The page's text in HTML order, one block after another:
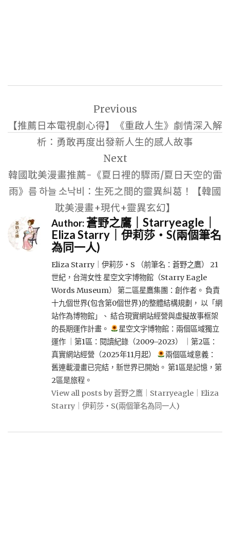
導
Previous
【推薦日本電視劇心得】《重啟人生》劇情深入解
析：勇敢再度出發新人生的感人故事
Next
韓國耽美漫畫推薦-《夏日裡的驟雨/夏日天空的雷
雨》름 하늘 소낙비：生死之間的靈異糾葛！【韓國
耽美漫畫+現代+靈異玄幻】
Author:蒼野之鷹｜Starryeagle｜
Eliza Starry｜伊莉莎・S(兩個筆名
為同一人)
Eliza Starry｜伊莉莎・S （前筆名：蒼野之鷹） 21
世紀，台灣女性 星空文字博物館（Starry Eagle
Words Museum） 第二區星鷹集團：創作者。 負責
十九個世界(包含第0個世界)的整體結構規劃， 以「網
站作為博物館」、 結合現實網站經營與虛擬故事框架
的長期運作計畫。
星空文字博物館：兩個區域獨立
運作 ｜第1區：閱讀紀錄（2009–2023） ｜第2區：
真實網站經營（2025年11月起）
兩個區域意義：
舊連載漫畫已完結，新世界已開始。 第1區是記憶，第
2區是旅程。
View all posts by 蒼野之鷹｜Starryeagle｜Eliza
Starry｜伊莉莎・S(兩個筆名為同一人)